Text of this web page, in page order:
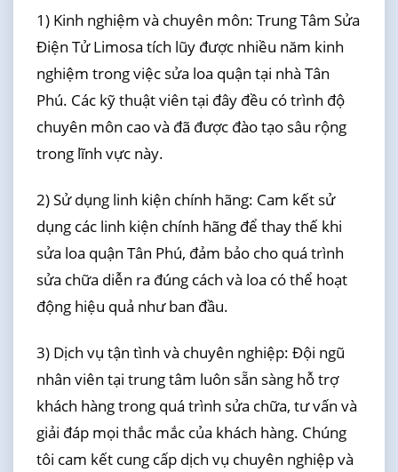
1) Kinh nghiệm và chuyên môn: Trung Tâm Sửa
Điện Tử Limosa tích lũy được nhiều năm kinh
nghiệm trong việc sửa loa quận tại nhà Tân
Phú. Các kỹ thuật viên tại đây đều có trình độ
chuyên môn cao và đã được đào tạo sâu rộng
trong lĩnh vực này.
2) Sử dụng linh kiện chính hãng: Cam kết sử
dụng các linh kiện chính hãng để thay thế khi
sửa loa quận Tân Phú, đảm bảo cho quá trình
sửa chữa diễn ra đúng cách và loa có thể hoạt
động hiệu quả như ban đầu.
3) Dịch vụ tận tình và chuyên nghiệp: Đội ngũ
nhân viên tại trung tâm luôn sẵn sàng hỗ trợ
khách hàng trong quá trình sửa chữa, tư vấn và
giải đáp mọi thắc mắc của khách hàng. Chúng
tôi cam kết cung cấp dịch vụ chuyên nghiệp và